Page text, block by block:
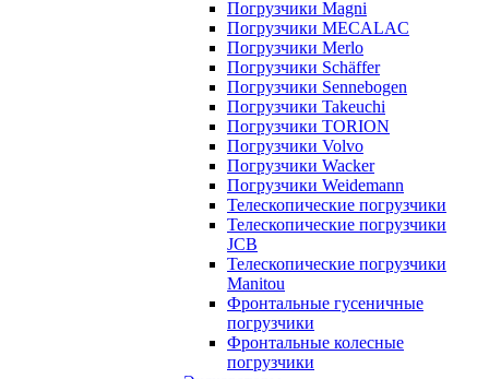
Погрузчики Magni
Погрузчики MECALAC
Погрузчики Merlo
Погрузчики Schäffer
Погрузчики Sennebogen
Погрузчики Takeuchi
Погрузчики TORION
Погрузчики Volvo
Погрузчики Wacker
Погрузчики Weidemann
Телескопические погрузчики
Телескопические погрузчики
JCB
Телескопические погрузчики
Manitou
Фронтальные гусеничные
погрузчики
Фронтальные колесные
погрузчики